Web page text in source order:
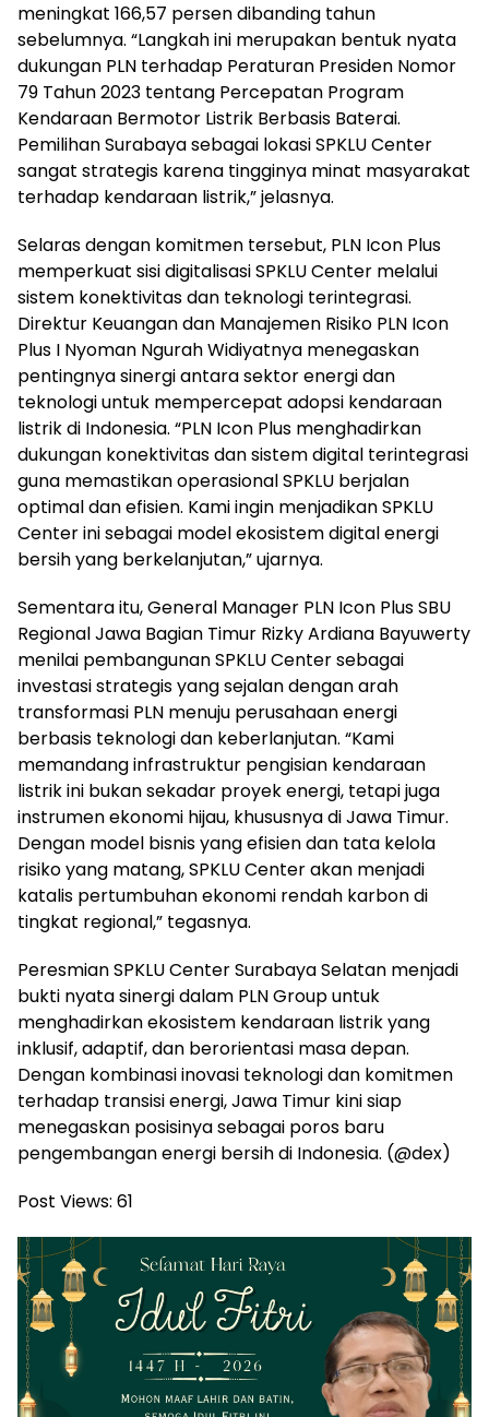
meningkat 166,57 persen dibanding tahun
sebelumnya. “Langkah ini merupakan bentuk nyata
dukungan PLN terhadap Peraturan Presiden Nomor
79 Tahun 2023 tentang Percepatan Program
Kendaraan Bermotor Listrik Berbasis Baterai.
Pemilihan Surabaya sebagai lokasi SPKLU Center
sangat strategis karena tingginya minat masyarakat
terhadap kendaraan listrik,” jelasnya.
Selaras dengan komitmen tersebut, PLN Icon Plus
memperkuat sisi digitalisasi SPKLU Center melalui
sistem konektivitas dan teknologi terintegrasi.
Direktur Keuangan dan Manajemen Risiko PLN Icon
Plus I Nyoman Ngurah Widiyatnya menegaskan
pentingnya sinergi antara sektor energi dan
teknologi untuk mempercepat adopsi kendaraan
listrik di Indonesia. “PLN Icon Plus menghadirkan
dukungan konektivitas dan sistem digital terintegrasi
guna memastikan operasional SPKLU berjalan
optimal dan efisien. Kami ingin menjadikan SPKLU
Center ini sebagai model ekosistem digital energi
bersih yang berkelanjutan,” ujarnya.
Sementara itu, General Manager PLN Icon Plus SBU
Regional Jawa Bagian Timur Rizky Ardiana Bayuwerty
menilai pembangunan SPKLU Center sebagai
investasi strategis yang sejalan dengan arah
transformasi PLN menuju perusahaan energi
berbasis teknologi dan keberlanjutan. “Kami
memandang infrastruktur pengisian kendaraan
listrik ini bukan sekadar proyek energi, tetapi juga
instrumen ekonomi hijau, khususnya di Jawa Timur.
Dengan model bisnis yang efisien dan tata kelola
risiko yang matang, SPKLU Center akan menjadi
katalis pertumbuhan ekonomi rendah karbon di
tingkat regional,” tegasnya.
Peresmian SPKLU Center Surabaya Selatan menjadi
bukti nyata sinergi dalam PLN Group untuk
menghadirkan ekosistem kendaraan listrik yang
inklusif, adaptif, dan berorientasi masa depan.
Dengan kombinasi inovasi teknologi dan komitmen
terhadap transisi energi, Jawa Timur kini siap
menegaskan posisinya sebagai poros baru
pengembangan energi bersih di Indonesia. (@dex)
Post Views: 61